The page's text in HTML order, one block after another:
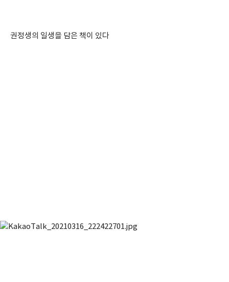
권정생의 일생을 담은 책이 있다